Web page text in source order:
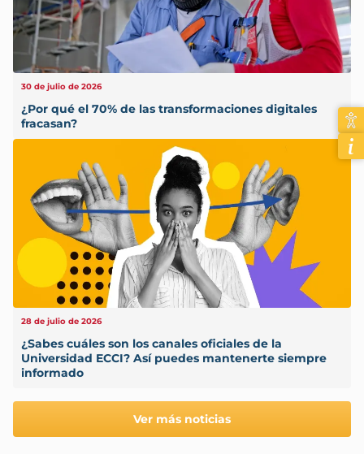
30 de julio de 2026
¿Por qué el 70% de las transformaciones digitales
fracasan?
28 de julio de 2026
¿Sabes cuáles son los canales oficiales de la
Universidad ECCI? Así puedes mantenerte siempre
informado
Ver más noticias